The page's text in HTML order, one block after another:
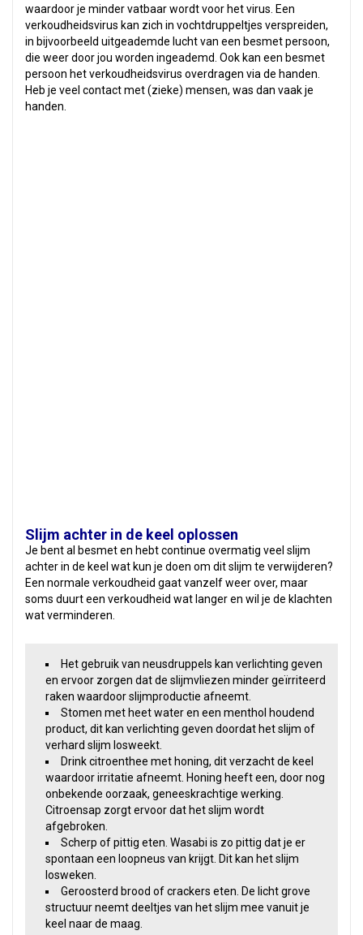
waardoor je minder vatbaar wordt voor het virus. Een
verkoudheidsvirus kan zich in vochtdruppeltjes verspreiden,
in bijvoorbeeld uitgeademde lucht van een besmet persoon,
die weer door jou worden ingeademd. Ook kan een besmet
persoon het verkoudheidsvirus overdragen via de handen.
Heb je veel contact met (zieke) mensen, was dan vaak je
handen.
Slijm achter in de keel oplossen
Je bent al besmet en hebt continue overmatig veel slijm
achter in de keel wat kun je doen om dit slijm te verwijderen?
Een normale verkoudheid gaat vanzelf weer over, maar
soms duurt een verkoudheid wat langer en wil je de klachten
wat verminderen.
Het gebruik van neusdruppels kan verlichting geven
en ervoor zorgen dat de slijmvliezen minder geïrriteerd
raken waardoor slijmproductie afneemt.
Stomen met heet water en een menthol houdend
product, dit kan verlichting geven doordat het slijm of
verhard slijm losweekt.
Drink citroenthee met honing, dit verzacht de keel
waardoor irritatie afneemt. Honing heeft een, door nog
onbekende oorzaak, geneeskrachtige werking.
Citroensap zorgt ervoor dat het slijm wordt
afgebroken.
Scherp of pittig eten. Wasabi is zo pittig dat je er
spontaan een loopneus van krijgt. Dit kan het slijm
losweken.
Geroosterd brood of crackers eten. De licht grove
structuur neemt deeltjes van het slijm mee vanuit je
keel naar de maag.